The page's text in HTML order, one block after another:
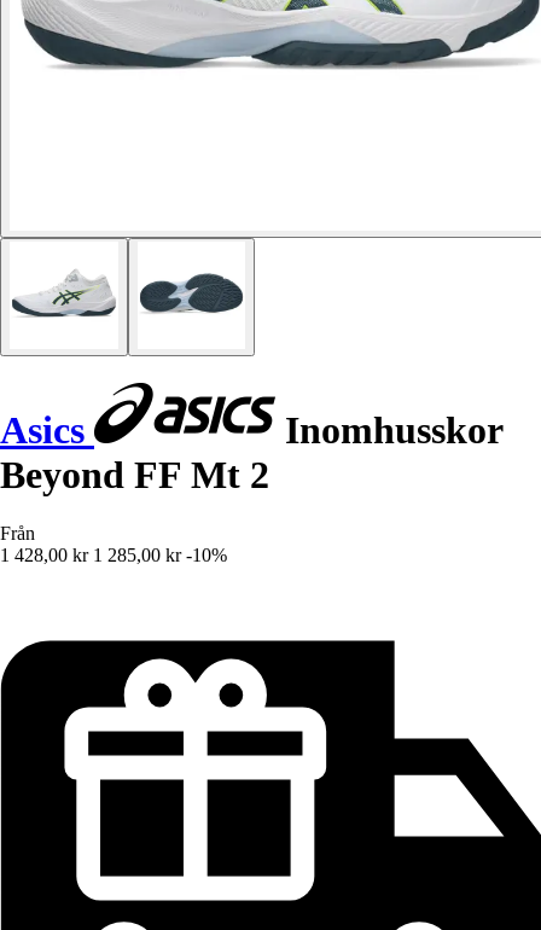
Asics
Inomhusskor
Beyond FF Mt 2
Från
1 428,00 kr 1 285,00 kr -10%